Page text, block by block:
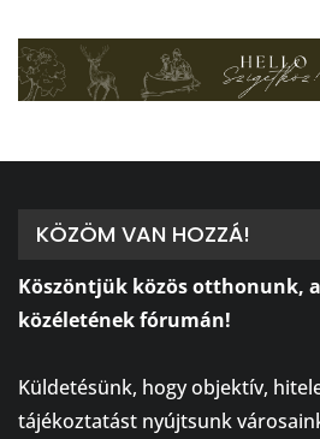
KÖZÖM VAN HOZZÁ!
Köszöntjük közös otthonunk,
közéletének fórumán!
Küldetésünk, hogy objektív,
tájékoztatást nyújtsunk